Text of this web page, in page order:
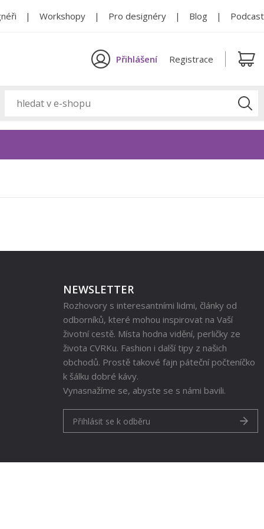
Workshopy Pro designéry Blog Podcast
Přihlášení Registrace
NEWSLETTER
Rozhovory s interesantními lidmi, články od
odborníků, které mohou inspirovat na Vaší
životní cestě. Místa hodna vidění, perličky ze
života CVRKu. Fashion i další tipy z našich
obchodů. Prostě takové fajn páteční počteníčko
k šálku dobré kávy.
Vynasnažíme se, abyste se s námi bavili.
Přihlásit se k odběru